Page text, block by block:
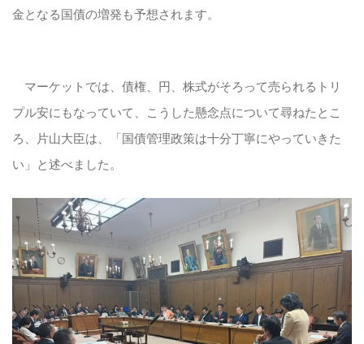
金となる国債の増発も予想されます。
マーケットでは、債権、円、株式がそろって売られるトリ
プル安にもなっていて、こうした懸念点について尋ねたとこ
ろ、片山大臣は、「国債管理政策は十分丁寧にやっていきた
い」と述べました。